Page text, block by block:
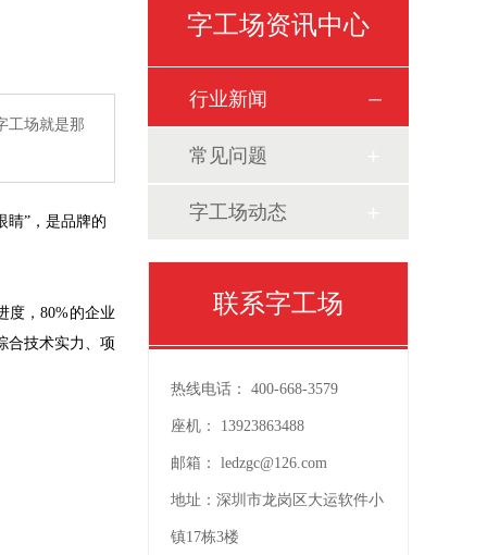
工场就是那
睛”，是品牌的
度，80%的企业
合技术实力、项
字工场资讯中心
行业新闻
常见问题
字工场动态
联系字工场
热线电话： 400-668-3579
座机： 13923863488
邮箱： ledzgc@126.com
地址： 深圳市龙岗区大运软件小
镇17栋3楼